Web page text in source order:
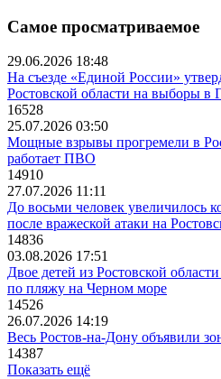
Самое просматриваемое
29.06.2026 18:48
На съезде «Единой России»
Ростовской области на выборы в
16528
25.07.2026 03:50
Мощные взрывы прогремели в
работает ПВО
14910
27.07.2026 11:11
До восьми человек увеличилось
после вражеской атаки на
14836
03.08.2026 17:51
Двое детей из Ростовской
по пляжу на Черном море
14526
26.07.2026 14:19
Весь Ростов-на-Дону объявили
14387
Показать ещё